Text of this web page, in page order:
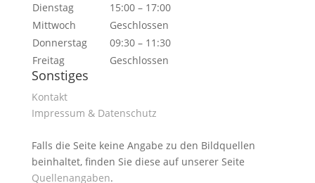
Dienstag
15:00 – 17:00
Mittwoch
Geschlossen
Donnerstag
09:30 – 11:30
Freitag
Geschlossen
Sonstiges
Kontakt
Impressum & Datenschutz
Falls die Seite keine Angabe zu den Bildquellen
beinhaltet, finden Sie diese auf unserer Seite
Quellenangaben.